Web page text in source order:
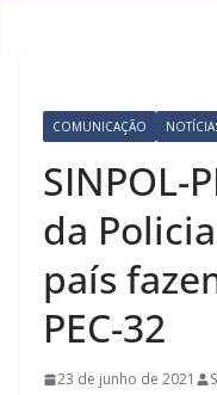
COMUNICAÇÃO
SINPOL-
da
país
PEC-32
23 de junho de 2021